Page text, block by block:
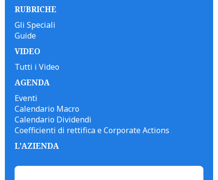
RUBRICHE
Gli Speciali
Guide
VIDEO
Tutti i Video
AGENDA
Eventi
Calendario Macro
Calendario Dividendi
Coefficienti di rettifica e Corporate Actions
L'AZIENDA